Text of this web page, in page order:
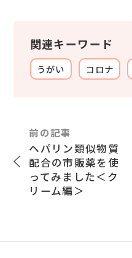
関連キーワード
うがい コロナ
前の記事
ヘパリン類似物質
配合の市販薬を使
ってみました＜ク
リーム編＞